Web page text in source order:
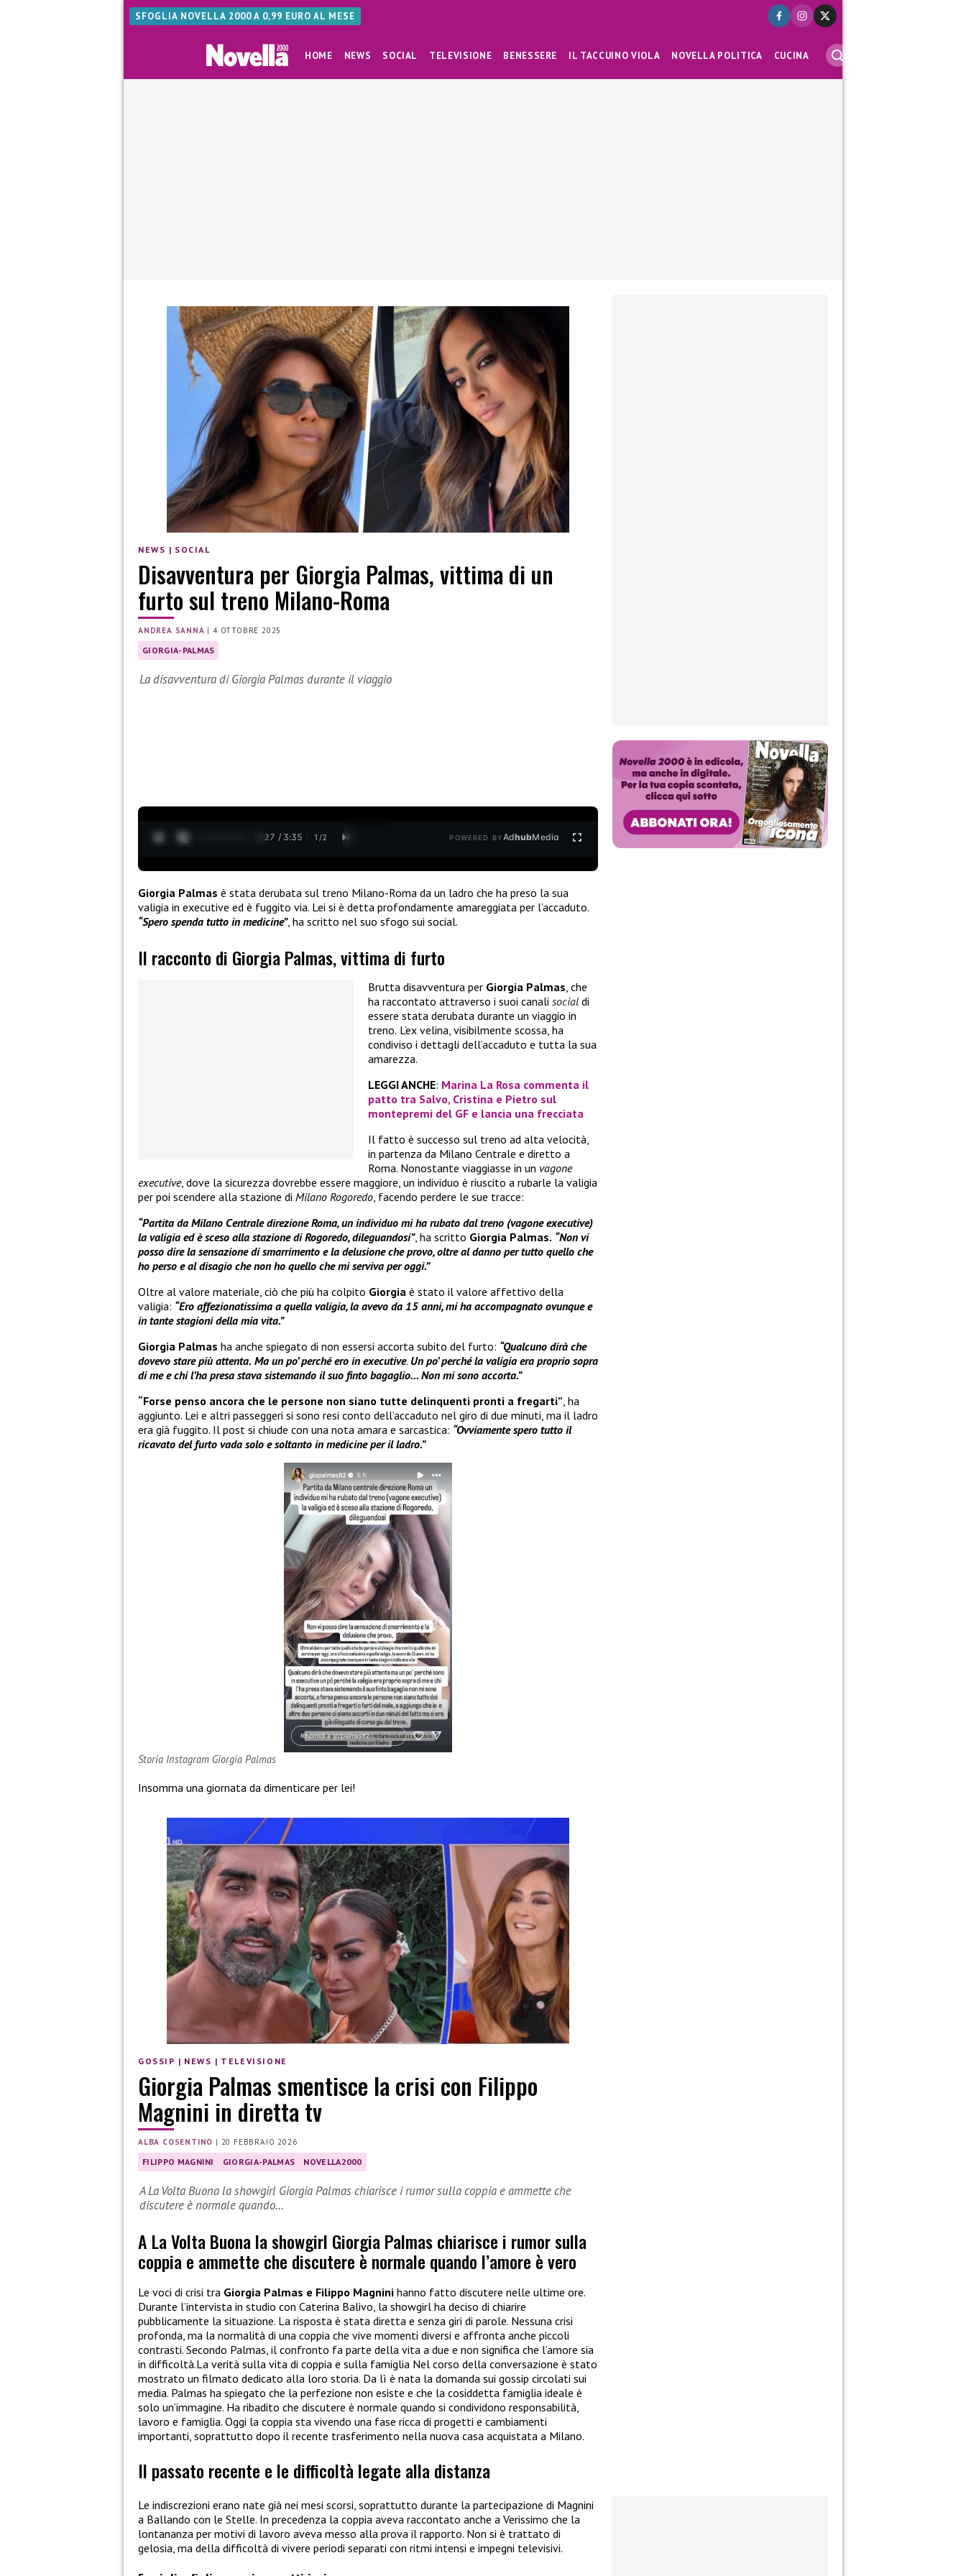
SFOGLIA NOVELLA 2000 A 0,99 EURO AL MESE
HOME NEWS SOCIAL TELEVISIONE BENESSERE IL TACCUINO VIOLA NOVELLA POLITICA CUCINA
NEWS | SOCIAL
Disavventura per Giorgia Palmas, vittima di un
furto sul treno Milano-Roma
ANDREA SANNA |4 OTTOBRE 2025
GIORGIA-PALMAS
La disavventura di Giorgia Palmas durante il viaggio
0:28 / 3:35 1 /2 POWERED BYAdhubMedia
Giorgia Palmas è stata derubata sul treno Milano-Roma da un ladro che ha preso la sua
valigia in executive ed è fuggito via. Lei si è detta profondamente amareggiata per l’accaduto.
“Spero spenda tutto in medicine”, ha scritto nel suo sfogo sui social.
Il racconto di Giorgia Palmas, vittima di furto
Brutta disavventura per Giorgia Palmas, che
ha raccontato attraverso i suoi canali social di
essere stata derubata durante un viaggio in
treno. L’ex velina, visibilmente scossa, ha
condiviso i dettagli dell’accaduto e tutta la sua
amarezza.
LEGGI ANCHE: Marina La Rosa commenta il
patto tra Salvo, Cristina e Pietro sul
montepremi del GF e lancia una frecciata
Il fatto è successo sul treno ad alta velocità,
in partenza da Milano Centrale e diretto a
Roma. Nonostante viaggiasse in un vagone
executive, dove la sicurezza dovrebbe essere maggiore, un individuo è riuscito a rubarle la valigia
per poi scendere alla stazione di Milano Rogoredo, facendo perdere le sue tracce:
“Partita da Milano Centrale direzione Roma, un individuo mi ha rubato dal treno (vagone executive)
la valigia ed è sceso alla stazione di Rogoredo, dileguandosi”, ha scritto Giorgia Palmas. “Non vi
posso dire la sensazione di smarrimento e la delusione che provo, oltre al danno per tutto quello che
ho perso e al disagio che non ho quello che mi serviva per oggi.”
Oltre al valore materiale, ciò che più ha colpito Giorgia è stato il valore affettivo della
valigia: “Ero affezionatissima a quella valigia, la avevo da 15 anni, mi ha accompagnato ovunque e
in tante stagioni della mia vita.”
Giorgia Palmas ha anche spiegato di non essersi accorta subito del furto: “Qualcuno dirà che
dovevo stare più attenta. Ma un po’ perché ero in executive. Un po’ perché la valigia era proprio sopra
di me e chi l’ha presa stava sistemando il suo finto bagaglio… Non mi sono accorta.”
“Forse penso ancora che le persone non siano tutte delinquenti pronti a fregarti”, ha
aggiunto. Lei e altri passeggeri si sono resi conto dell’accaduto nel giro di due minuti, ma il ladro
era già fuggito. Il post si chiude con una nota amara e sarcastica: “Ovviamente spero tutto il
ricavato del furto vada solo e soltanto in medicine per il ladro.”
Storia Instagram Giorgia Palmas
Insomma una giornata da dimenticare per lei!
GOSSIP | NEWS | TELEVISIONE
Giorgia Palmas smentisce la crisi con Filippo
Magnini in diretta tv
ALBA COSENTINO | 20 FEBBRAIO 2026
FILIPPO MAGNINI GIORGIA-PALMAS NOVELLA2000
A La Volta Buona la showgirl Giorgia Palmas chiarisce i rumor sulla coppia e ammette che
discutere è normale quando…
A La Volta Buonala showgirl Giorgia Palmas chiarisce i rumor sulla
coppia e ammette che discutere è normale quando l’amore è vero
Le voci di crisi tra Giorgia Palmas e Filippo Magnini hanno fatto discutere nelle ultime ore.
Durante l’intervista in studio con Caterina Balivo, la showgirl ha deciso di chiarire
pubblicamente la situazione. La risposta è stata diretta e senza giri di parole. Nessuna crisi
profonda, ma la normalità di una coppia che vive momenti diversi e affronta anche piccoli
contrasti. Secondo Palmas, il confronto fa parte della vita a due e non significa che l’amore sia
in difficoltà.La verità sulla vita di coppia e sulla famiglia Nel corso della conversazione è stato
mostrato un filmato dedicato alla loro storia. Da lì è nata la domanda sui gossip circolati sui
media. Palmas ha spiegato che la perfezione non esiste e che la cosiddetta famiglia ideale è
solo un’immagine. Ha ribadito che discutere è normale quando si condividono responsabilità,
lavoro e famiglia. Oggi la coppia sta vivendo una fase ricca di progetti e cambiamenti
importanti, soprattutto dopo il recente trasferimento nella nuova casa acquistata a Milano.
Il passato recente e le difficoltà legate alla distanza
Le indiscrezioni erano nate già nei mesi scorsi, soprattutto durante la partecipazione di Magnini
a Ballando con le Stelle. In precedenza la coppia aveva raccontato anche a Verissimo che la
lontananza per motivi di lavoro aveva messo alla prova il rapporto. Non si è trattato di
gelosia, ma della difficoltà di vivere periodi separati con ritmi intensi e impegni televisivi.